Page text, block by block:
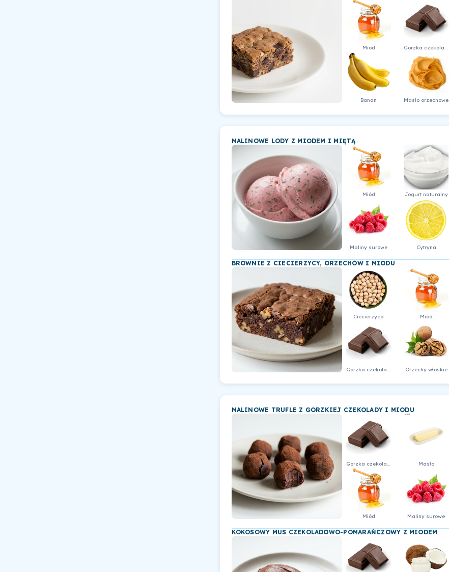
Miód
Banan Masło orzechowe
MALINOWE LODY Z MIODEM I MIĘTĄ
Miód Jogurt naturalny
Maliny surowe Cytryna
BROWNIE Z CIECIERZYCY, ORZECHÓW I MIODU
Ciecierzyca Miód
Orzechy włoskie
MALINOWE TRUFLE Z GORZKIEJ CZEKOLADY I MIODU
Masło
Miód Maliny surowe
KOKOSOWY MUS CZEKOLADOWO-POMARAŃCZOWY Z MIODEM